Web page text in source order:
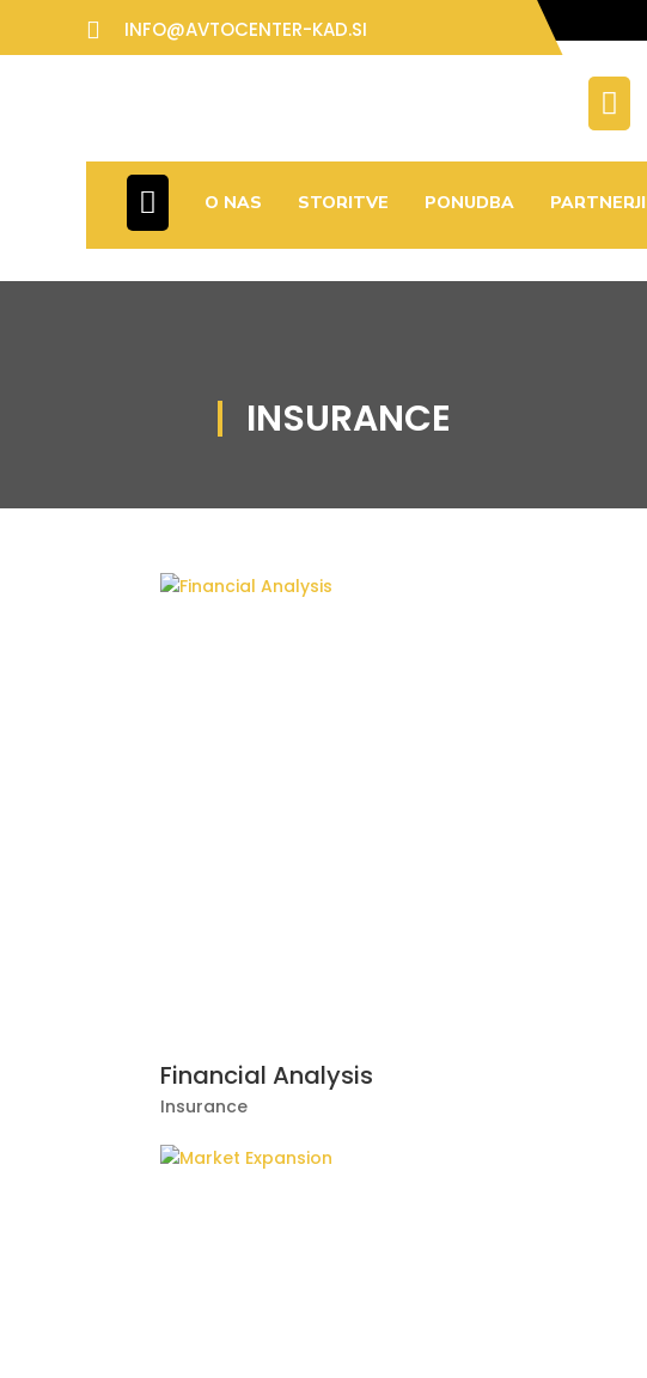
 INFO@AVTOCENTER-KAD.SI

O NAS STORITVE PONUDBA PARTNERJI
INSURANCE
Financial Analysis
Insurance